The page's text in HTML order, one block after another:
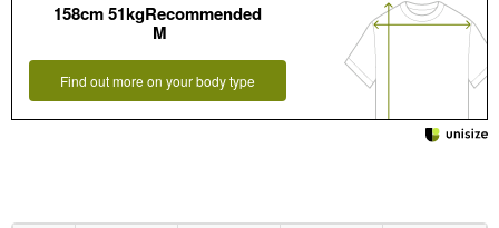
158cm 51kgRecommended
M
Find out more on your body type